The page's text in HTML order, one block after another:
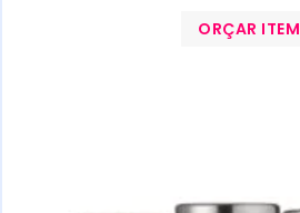
ORÇAR ITEM